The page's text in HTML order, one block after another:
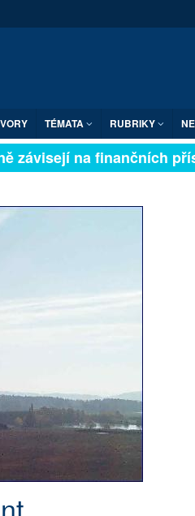
TÉMATA RUBRIKY
na finančních